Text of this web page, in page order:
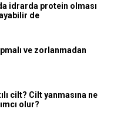
idrarda protein olması
de
ve zorlanmadan
cilt? Cilt yanmasına ne
olur?